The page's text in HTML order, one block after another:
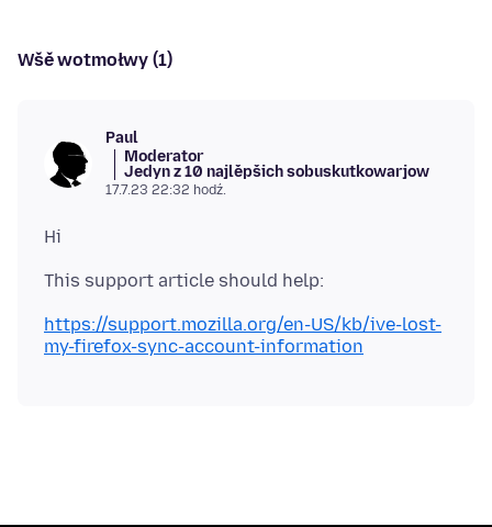
Wšě wotmołwy (1)
Paul
Moderator
Jedyn z 10 najlěpšich sobuskutkowarjow
17.7.23 22:32 hodź.
https://support.mozilla.org/en-US/kb/ive-lost-
my-firefox-sync-account-information